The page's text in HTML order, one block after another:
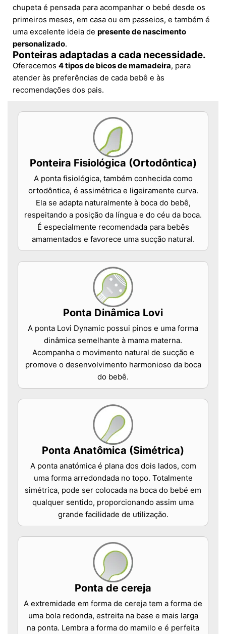
chupeta é pensada para acompanhar o bebé desde os
primeiros meses, em casa ou em passeios, e também é
uma excelente ideia de presente de nascimento
personalizado.
Ponteiras adaptadas a cada necessidade.
Oferecemos 4 tipos de bicos de mamadeira, para
atender às preferências de cada bebê e às
recomendações dos pais.
Ponteira Fisiológica (Ortodôntica)
A ponta fisiológica, também conhecida como
ortodôntica, é assimétrica e ligeiramente curva.
Ela se adapta naturalmente à boca do bebê,
respeitando a posição da língua e do céu da boca.
É especialmente recomendada para bebês
amamentados e favorece uma sucção natural.
Ponta Dinâmica Lovi
A ponta Lovi Dynamic possui pinos e uma forma
dinâmica semelhante à mama materna.
Acompanha o movimento natural de sucção e
promove o desenvolvimento harmonioso da boca
do bebê.
Ponta Anatômica (Simétrica)
A ponta anatómica é plana dos dois lados, com
uma forma arredondada no topo. Totalmente
simétrica, pode ser colocada na boca do bebé em
qualquer sentido, proporcionando assim uma
grande facilidade de utilização.
Ponta de cereja
A extremidade em forma de cereja tem a forma de
uma bola redonda, estreita na base e mais larga
na ponta. Lembra a forma do mamilo e é perfeita